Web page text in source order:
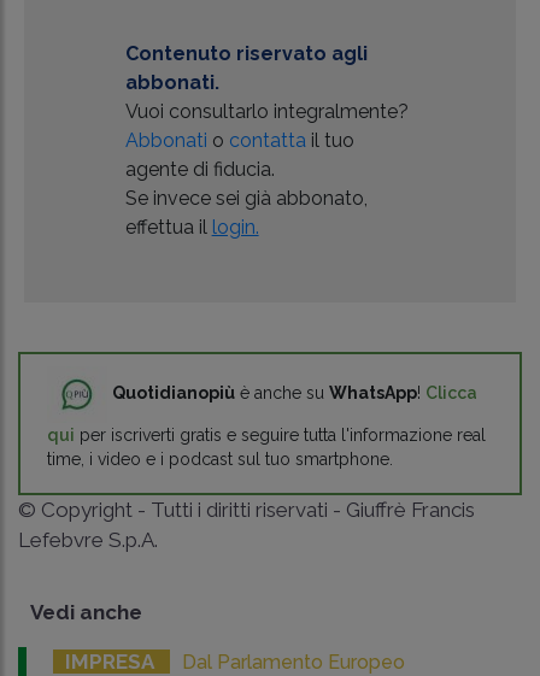
Contenuto riservato agli
abbonati.
Vuoi consultarlo integralmente?
Abbonati o contatta il tuo
agente di fiducia.
Se invece sei già abbonato,
effettua il login.
Quotidianopiù è anche su WhatsApp! Clicca
qui per iscriverti gratis e seguire tutta l'informazione real
time, i video e i podcast sul tuo smartphone.
© Copyright - Tutti i diritti riservati - Giuffrè Francis
Lefebvre S.p.A.
Vedi anche
IMPRESA Dal Parlamento Europeo